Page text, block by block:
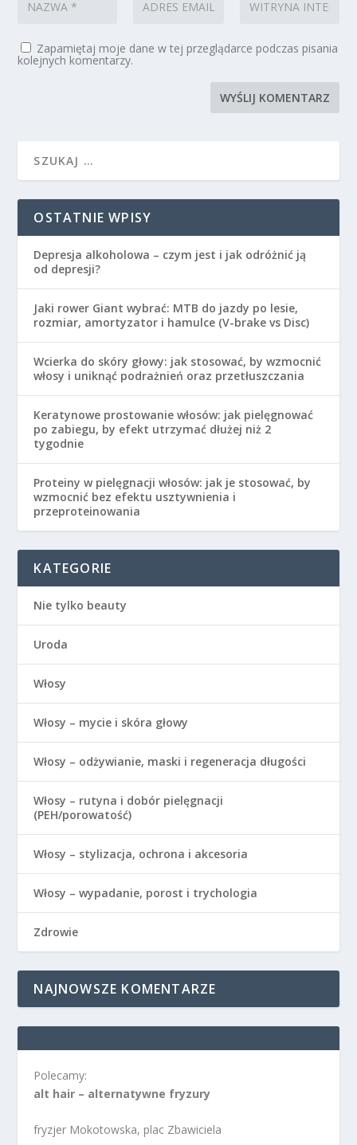
Zapamiętaj moje dane w tej przeglądarce podczas pisania
kolejnych komentarzy.
OSTATNIE WPISY
Depresja alkoholowa – czym jest i jak odróżnić ją
od depresji?
Jaki rower Giant wybrać: MTB do jazdy po lesie,
rozmiar, amortyzator i hamulce (V-brake vs Disc)
Wcierka do skóry głowy: jak stosować, by wzmocnić
włosy i uniknąć podrażnień oraz przetłuszczania
Keratynowe prostowanie włosów: jak pielęgnować
po zabiegu, by efekt utrzymać dłużej niż 2
tygodnie
Proteiny w pielęgnacji włosów: jak je stosować, by
wzmocnić bez efektu usztywnienia i
przeproteinowania
KATEGORIE
Nie tylko beauty
Uroda
Włosy
Włosy – mycie i skóra głowy
Włosy – odżywianie, maski i regeneracja długości
Włosy – rutyna i dobór pielęgnacji
(PEH/porowatość)
Włosy – stylizacja, ochrona i akcesoria
Włosy – wypadanie, porost i trychologia
Zdrowie
NAJNOWSZE KOMENTARZE
Polecamy:
alt hair – alternatywne fryzury
fryzjer Mokotowska, plac Zbawiciela